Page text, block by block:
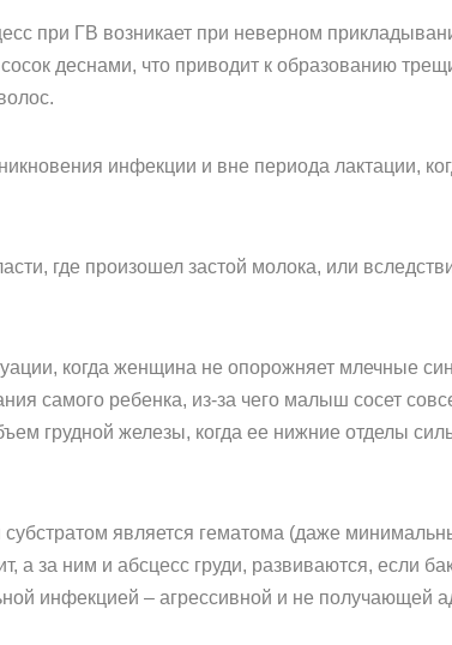
при ГВ возникает при неверном
деснами, что приводит к образованию
инфекции и вне периода лактации,
где произошел застой молока, или
когда женщина не опорожняет млечные
самого ребенка, из-за чего малыш сосет
грудной железы, когда ее нижние отделы
является гематома (даже
а за ним и абсцесс груди, развиваются, если
инфекцией – агрессивной и не получающей